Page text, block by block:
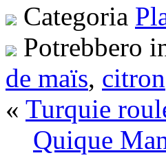
Categoria
Potrebbero
de maïs, citron
« Turquie
Quique